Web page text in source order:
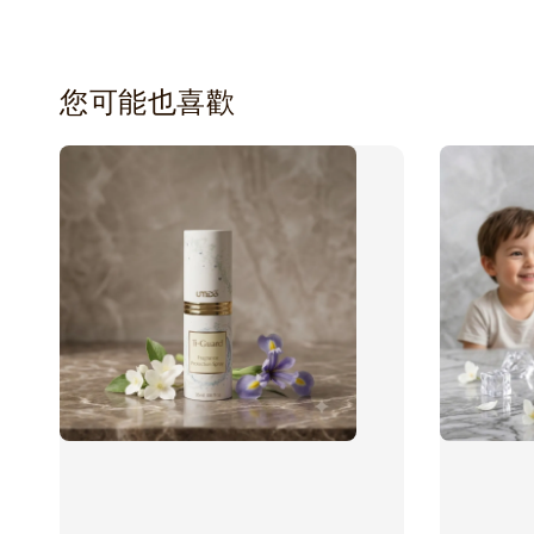
您可能也喜歡